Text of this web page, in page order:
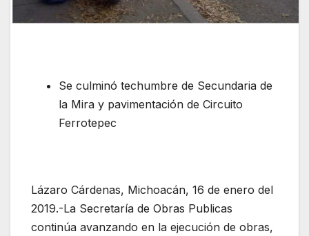
Se culminó techumbre de Secundaria de
la Mira y pavimentación de Circuito
Ferrotepec
Lázaro Cárdenas, Michoacán, 16 de enero del
2019.-La Secretaría de Obras Publicas
continúa avanzando en la ejecución de obras,